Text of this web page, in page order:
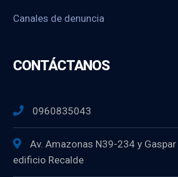
Canales de denuncia
CONTÁCTANOS
0960835043
Av. Amazonas N39-234 y
edificio Recalde